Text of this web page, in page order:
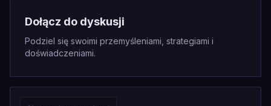
Dołącz do dyskusji
Podziel się swoimi przemyśleniami, strategiami i
doświadczeniami.